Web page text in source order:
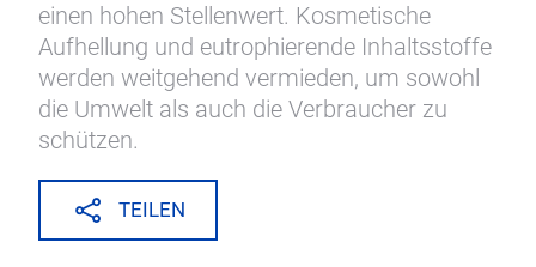
einen hohen Stellenwert. Kosmetische
Aufhellung und eutrophierende Inhaltsstoffe
werden weitgehend vermieden, um sowohl
die Umwelt als auch die Verbraucher zu
schützen.
TEILEN